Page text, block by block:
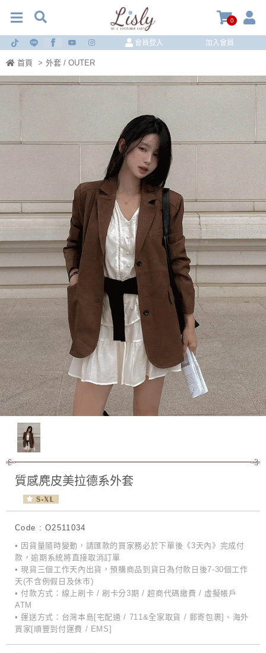
0
會員登入 加入會員
首頁 > 外套 / OUTER
質感麂皮美拉德系外套
Code : O2511034
• 因貨量隨時變動，請匯款的買家務必於下單後《3天內》完成付
款，逾期系統將直接取消訂單
• 現貨三個工作天內出貨，預購商品到貨日為付款日後7-30個工作
天(不含例假日及休市)
• 付款方式：線上刷卡 / 刷卡分3期 / 超商代碼繳費 / 虛擬帳戶
ATM
• 運送方式：台灣本島[宅配通 / 711&全家取貨 / 郵寄包裹]、海外
買家[順豐到付運費 / EMS]